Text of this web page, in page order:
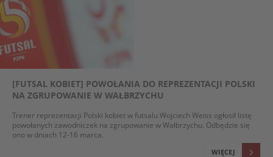
[FUTSAL KOBIET] POWOŁANIA DO REPREZENTACJI POLSKI
NA ZGRUPOWANIE W WAŁBRZYCHU
Trener reprezentacji Polski kobiet w futsalu Wojciech Weiss ogłosił listę
powołanych zawodniczek na zgrupowanie w Wałbrzychu. Odbędzie się
ono w dniach 12-16 marca.
WIĘCEJ